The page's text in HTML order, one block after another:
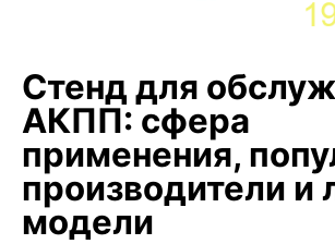
Стенд для
АКПП: сфера
применения,
производители и
модели